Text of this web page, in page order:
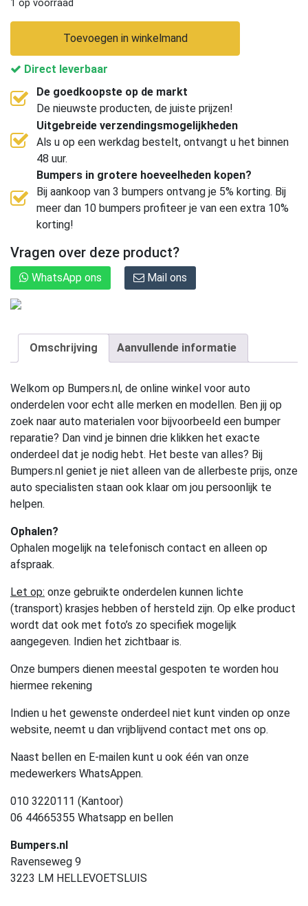
1 op voorraad
Toevoegen in winkelmand
Direct leverbaar
De goedkoopste op de markt
De nieuwste producten, de juiste prijzen!
Uitgebreide verzendingsmogelijkheden
Als u op een werkdag bestelt, ontvangt u het binnen
48 uur.
Bumpers in grotere hoeveelheden kopen?
Bij aankoop van 3 bumpers ontvang je 5% korting. Bij
meer dan 10 bumpers profiteer je van een extra 10%
korting!
Vragen over deze product?
WhatsApp ons Mail ons
Omschrijving Aanvullende informatie
Welkom op Bumpers.nl, de online winkel voor auto
onderdelen voor echt alle merken en modellen. Ben jij op
zoek naar auto materialen voor bijvoorbeeld een bumper
reparatie? Dan vind je binnen drie klikken het exacte
onderdeel dat je nodig hebt. Het beste van alles? Bij
Bumpers.nl geniet je niet alleen van de allerbeste prijs, onze
auto specialisten staan ook klaar om jou persoonlijk te
helpen.
Ophalen?
Ophalen mogelijk na telefonisch contact en alleen op
afspraak.
Let op: onze gebruikte onderdelen kunnen lichte
(transport) krasjes hebben of hersteld zijn. Op elke product
wordt dat ook met foto’s zo specifiek mogelijk
aangegeven. Indien het zichtbaar is.
Onze bumpers dienen meestal gespoten te worden hou
hiermee rekening
Indien u het gewenste onderdeel niet kunt vinden op onze
website, neemt u dan vrijblijvend contact met ons op.
Naast bellen en E-mailen kunt u ook één van onze
medewerkers WhatsAppen.
010 3220111 (Kantoor)
06 44665355 Whatsapp en bellen
Bumpers.nl
Ravenseweg 9
3223 LM HELLEVOETSLUIS